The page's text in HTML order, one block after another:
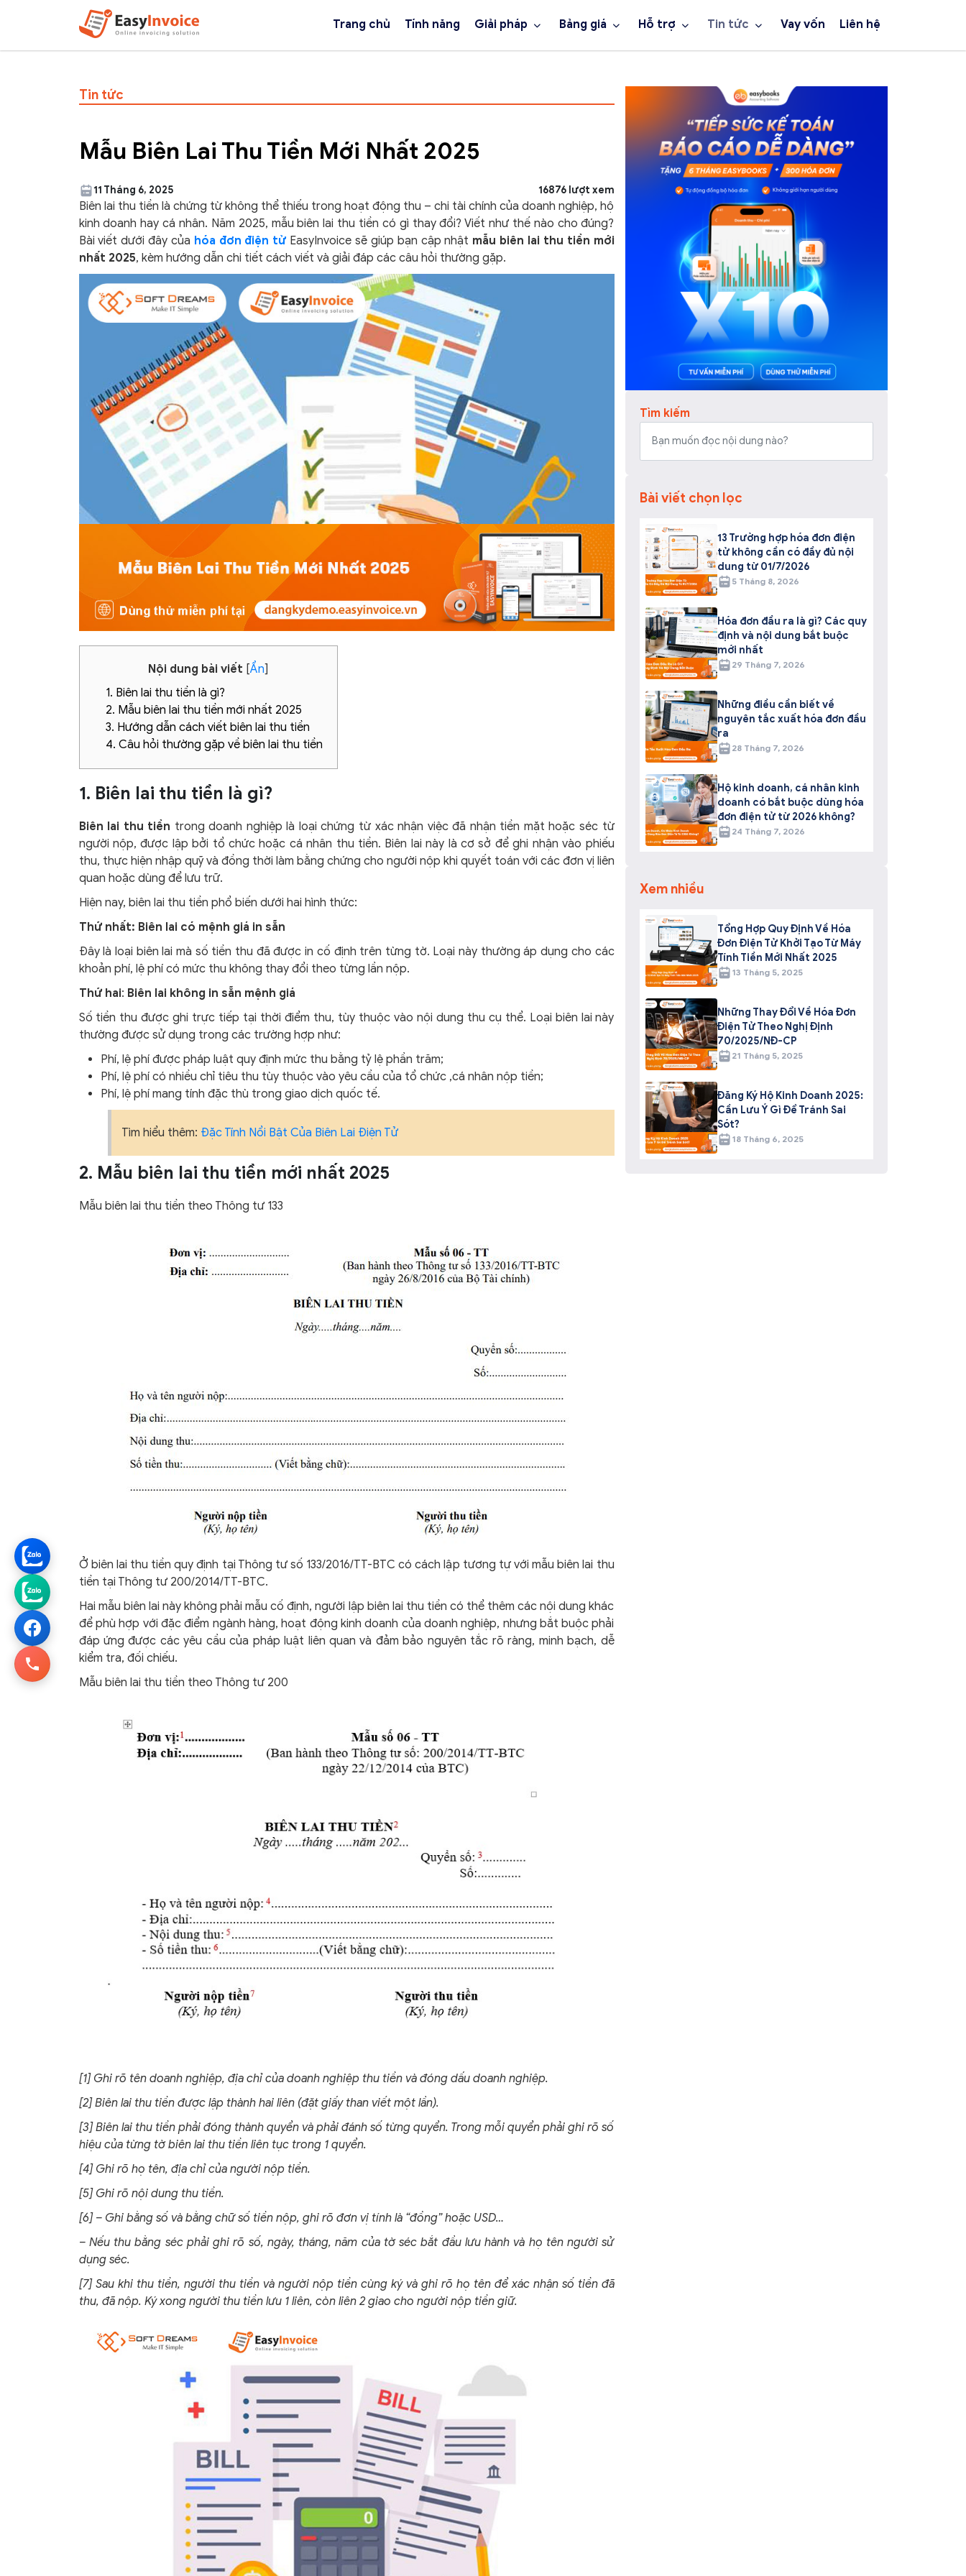
Trang chủ Tính năng Giải pháp Bảng giá Hỗ trợ Tin tức Vay vốn Liên hệ
Tin tức
Mẫu Biên Lai Thu Tiền Mới Nhất 2025
11 Tháng 6, 2025 16876 lượt xem
Biên lai thu tiền là chứng từ không thể thiếu trong hoạt động thu – chi tài chính của doanh nghiệp, hộ
kinh doanh hay cá nhân. Năm 2025, mẫu biên lai thu tiền có gì thay đổi? Viết như thế nào cho đúng?
Bài viết dưới đây của hóa đơn điện tử EasyInvoice sẽ giúp bạn cập nhật mẫu biên lai thu tiền mới
nhất 2025, kèm hướng dẫn chi tiết cách viết và giải đáp các câu hỏi thường gặp.
Nội dung bài viết [Ẩn]
1. Biên lai thu tiền là gì?
2. Mẫu biên lai thu tiền mới nhất 2025
3. Hướng dẫn cách viết biên lai thu tiền
4. Câu hỏi thường gặp về biên lai thu tiền
1. Biên lai thu tiền là gì?
Biên lai thu tiền trong doanh nghiệp là loại chứng từ xác nhận việc đã nhận tiền mặt hoặc séc từ
người nộp, được lập bởi tổ chức hoặc cá nhân thu tiền. Biên lai này là cơ sở để ghi nhận vào phiếu
thu, thực hiện nhập quỹ và đồng thời làm bằng chứng cho người nộp khi quyết toán với các đơn vị liên
quan hoặc dùng để lưu trữ.
Hiện nay, biên lai thu tiền phổ biến dưới hai hình thức:
Thứ nhất: Biên lai có mệnh giá in sẵn
Đây là loại biên lai mà số tiền thu đã được in cố định trên từng tờ. Loại này thường áp dụng cho các
khoản phí, lệ phí có mức thu không thay đổi theo từng lần nộp.
Thứ hai: Biên lai không in sẵn mệnh giá
Số tiền thu được ghi trực tiếp tại thời điểm thu, tùy thuộc vào nội dung thu cụ thể. Loại biên lai này
thường được sử dụng trong các trường hợp như:
Phí, lệ phí được pháp luật quy định mức thu bằng tỷ lệ phần trăm;
Phí, lệ phí có nhiều chỉ tiêu thu tùy thuộc vào yêu cầu của tổ chức ,cá nhân nộp tiền;
Phí, lệ phí mang tính đặc thù trong giao dịch quốc tế.
Tìm hiểu thêm: Đặc Tính Nổi Bật Của Biên Lai Điện Tử
2. Mẫu biên lai thu tiền mới nhất 2025
Mẫu biên lai thu tiền theo Thông tư 133
Ở biên lai thu tiền quy định tại Thông tư số 133/2016/TT-BTC có cách lập tương tự với mẫu biên lai thu
tiền tại Thông tư 200/2014/TT-BTC.
Hai mẫu biên lai này không phải mẫu cố định, người lập biên lai thu tiền có thể thêm các nội dung khác
để phù hợp với đặc điểm ngành hàng, hoạt động kinh doanh của doanh nghiệp, nhưng bắt buộc phải
đáp ứng được các yêu cầu của pháp luật liên quan và đảm bảo nguyên tắc rõ ràng, minh bạch, dễ
kiểm tra, đối chiếu.
Mẫu biên lai thu tiền theo Thông tư 200
[1] Ghi rõ tên doanh nghiệp, địa chỉ của doanh nghiệp thu tiền và đóng dấu doanh nghiệp.
[2] Biên lai thu tiền được lập thành hai liên (đặt giấy than viết một lần).
[3] Biên lai thu tiền phải đóng thành quyển và phải đánh số từng quyển. Trong mỗi quyển phải ghi rõ số
hiệu của từng tờ biên lai thu tiền liên tục trong 1 quyển.
[4] Ghi rõ họ tên, địa chỉ của người nộp tiền.
[5] Ghi rõ nội dung thu tiền.
[6] – Ghi bằng số và bằng chữ số tiền nộp, ghi rõ đơn vị tính là “đồng” hoặc USD…
– Nếu thu bằng séc phải ghi rõ số, ngày, tháng, năm của tờ séc bắt đầu lưu hành và họ tên người sử
dụng séc.
[7] Sau khi thu tiền, người thu tiền và người nộp tiền cùng ký và ghi rõ họ tên để xác nhận số tiền đã
thu, đã nộp. Ký xong người thu tiền lưu 1 liên, còn liên 2 giao cho người nộp tiền giữ.
Tìm kiếm
Bài viết chọn lọc
13 Trường hợp hóa đơn điện
tử không cần có đầy đủ nội
dung từ 01/7/2026
5 Tháng 8, 2026
Hóa đơn đầu ra là gì? Các quy
định và nội dung bắt buộc
mới nhất
29 Tháng 7, 2026
Những điều cần biết về
nguyên tắc xuất hóa đơn đầu
ra
28 Tháng 7, 2026
Hộ kinh doanh, cá nhân kinh
doanh có bắt buộc dùng hóa
đơn điện tử từ 2026 không?
24 Tháng 7, 2026
Xem nhiều
Tổng Hợp Quy Định Về Hóa
Đơn Điện Tử Khởi Tạo Từ Máy
Tính Tiền Mới Nhất 2025
13 Tháng 5, 2025
Những Thay Đổi Về Hóa Đơn
Điện Tử Theo Nghị Định
70/2025/NĐ-CP
21 Tháng 5, 2025
Đăng Ký Hộ Kinh Doanh 2025:
Cần Lưu Ý Gì Để Tránh Sai
Sót?
18 Tháng 6, 2025